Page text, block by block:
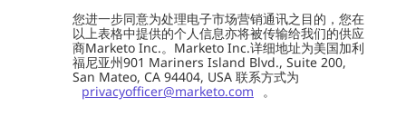
您进一步同意为处理电子市场营销通讯之目的，您在
以上表格中提供的个人信息亦将被传输给我们的供应
商Marketo Inc.。Marketo Inc.详细地址为美国加利
福尼亚州901 Mariners Island Blvd., Suite 200,
San Mateo, CA 94404, USA 联系方式为
privacyofficer@marketo.com
。